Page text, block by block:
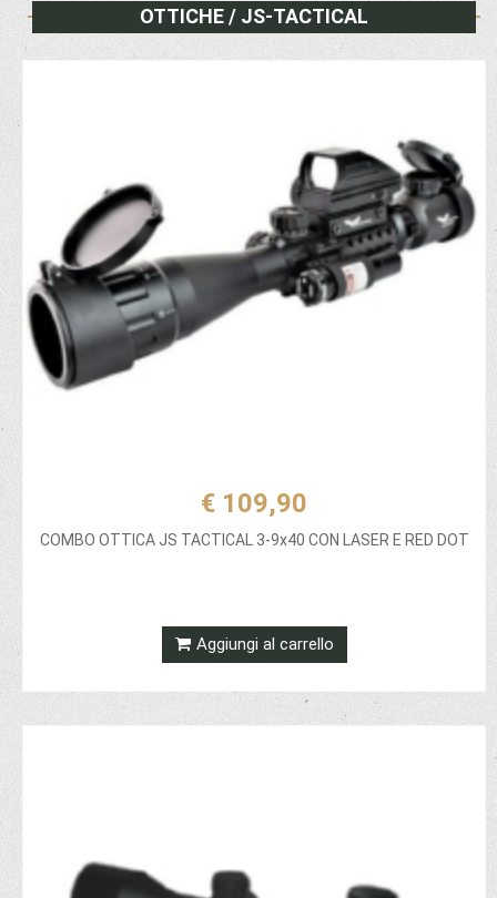
OTTICHE / JS-TACTICAL
€ 109,90
COMBO OTTICA JS TACTICAL 3-9x40 CON LASER E RED DOT
Aggiungi al carrello